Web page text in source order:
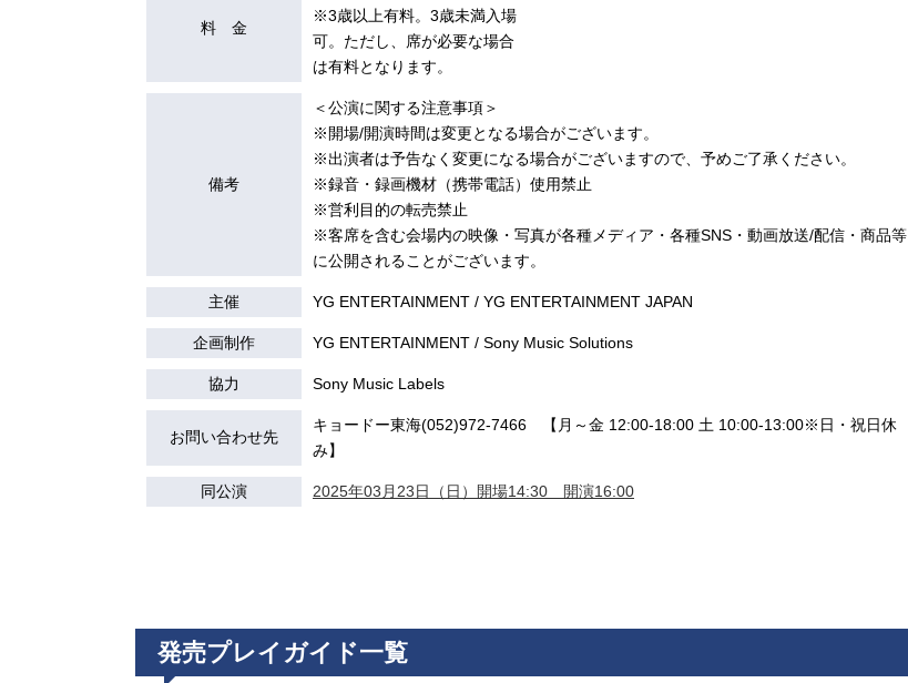
料 金
※3歳以上有料。3歳未満入場
可。ただし、席が必要な場合
は有料となります。
備考
＜公演に関する注意事項＞
※開場/開演時間は変更となる場合がございます。
※出演者は予告なく変更になる場合がございますので、予めご了承ください。
※録音・録画機材（携帯電話）使用禁止
※営利目的の転売禁止
※客席を含む会場内の映像・写真が各種メディア・各種SNS・動画放送/配信・商品等
に公開されることがございます。
主催 YG ENTERTAINMENT / YG ENTERTAINMENT JAPAN
企画制作 YG ENTERTAINMENT / Sony Music Solutions
協力 Sony Music Labels
お問い合わせ先
キョードー東海(052)972-7466 【月～金 12:00-18:00 土 10:00-13:00※日・祝日休
み】
同公演 2025年03月23日（日）開場14:30 開演16:00
発売プレイガイド一覧